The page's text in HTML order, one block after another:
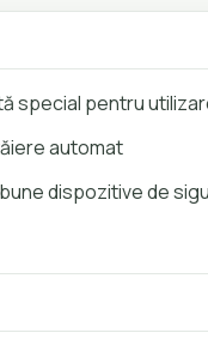
special pentru
automat
dispozitive de